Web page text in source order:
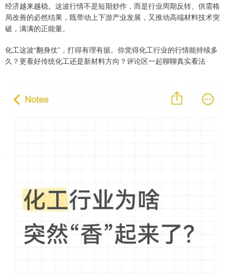
经济越来越稳。这波行情不是短期炒作，而是行业周期反转、供需格
局改善的必然结果，既带动上下游产业发展，又推动高端材料技术突
破，满满的正能量。
化工这波“翻身仗”，打得有理有据。你觉得化工行业的行情能持续多
久？更看好传统化工还是新材料方向？评论区一起聊聊真实看法